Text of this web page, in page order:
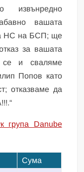
извънредно
вашата
НС на БСП; ще
за вашата
се и сваляме
Попов като
отказваме да
група Danube
Сума